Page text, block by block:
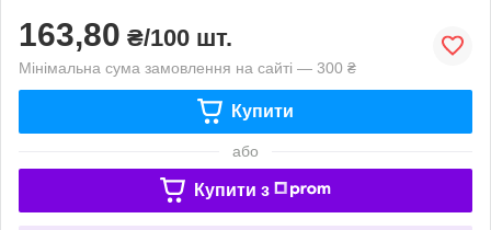
163,80 ₴/100 шт.
Мінімальна сума замовлення на сайті — 300 ₴
Купити
або
Купити з